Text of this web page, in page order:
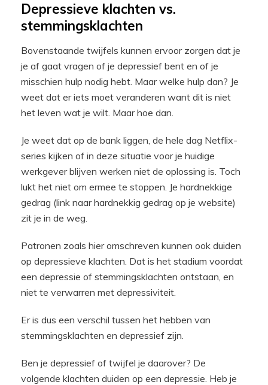
Depressieve klachten vs.
stemmingsklachten
Bovenstaande twijfels kunnen ervoor zorgen dat je
je af gaat vragen of je depressief bent en of je
misschien hulp nodig hebt. Maar welke hulp dan? Je
weet dat er iets moet veranderen want dit is niet
het leven wat je wilt. Maar hoe dan.
Je weet dat op de bank liggen, de hele dag Netflix-
series kijken of in deze situatie voor je huidige
werkgever blijven werken niet de oplossing is. Toch
lukt het niet om ermee te stoppen. Je hardnekkige
gedrag (link naar hardnekkig gedrag op je website)
zit je in de weg.
Patronen zoals hier omschreven kunnen ook duiden
op depressieve klachten. Dat is het stadium voordat
een depressie of stemmingsklachten ontstaan, en
niet te verwarren met depressiviteit.
Er is dus een verschil tussen het hebben van
stemmingsklachten en depressief zijn.
Ben je depressief of twijfel je daarover? De
volgende klachten duiden op een depressie. Heb je